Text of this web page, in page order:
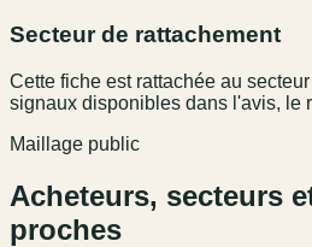
Secteur de rattachement
Cette fiche est rattachée au
signaux disponibles dans l'avis, le
Maillage public
Acheteurs, secteurs
proches